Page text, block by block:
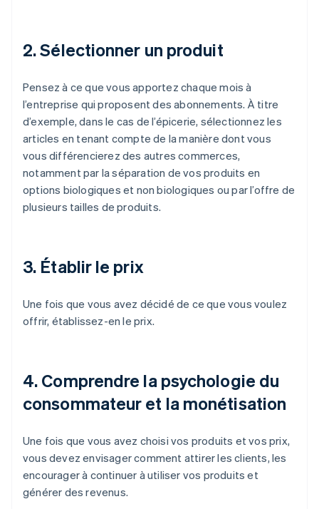
2. Sélectionner un produit
Pensez à ce que vous apportez chaque mois à
l’entreprise qui proposent des abonnements. À titre
d’exemple, dans le cas de l’épicerie, sélectionnez les
articles en tenant compte de la manière dont vous
vous différencierez des autres commerces,
notamment par la séparation de vos produits en
options biologiques et non biologiques ou par l’offre de
plusieurs tailles de produits.
3. Établir le prix
Une fois que vous avez décidé de ce que vous voulez
offrir, établissez-en le prix.
4. Comprendre la psychologie du
consommateur et la monétisation
Une fois que vous avez choisi vos produits et vos prix,
vous devez envisager comment attirer les clients, les
encourager à continuer à utiliser vos produits et
générer des revenus.